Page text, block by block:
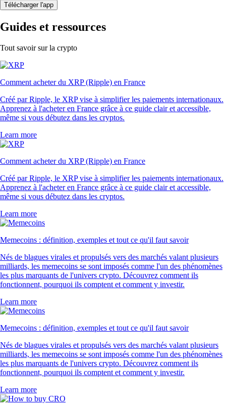
Télécharger l'app
Guides et ressources
Tout savoir sur la crypto
Comment acheter du XRP (Ripple) en France
Créé par Ripple, le XRP vise à simplifier les paiements internationaux.
Apprenez à l'acheter en France grâce à ce guide clair et accessible,
même si vous débutez dans les cryptos.
Learn more
Comment acheter du XRP (Ripple) en France
Créé par Ripple, le XRP vise à simplifier les paiements internationaux.
Apprenez à l'acheter en France grâce à ce guide clair et accessible,
même si vous débutez dans les cryptos.
Learn more
Memecoins : définition, exemples et tout ce qu'il faut savoir
Nés de blagues virales et propulsés vers des marchés valant plusieurs
milliards, les memecoins se sont imposés comme l'un des phénomènes
les plus marquants de l'univers crypto. Découvrez comment ils
fonctionnent, pourquoi ils comptent et comment y investir.
Learn more
Memecoins : définition, exemples et tout ce qu'il faut savoir
Nés de blagues virales et propulsés vers des marchés valant plusieurs
milliards, les memecoins se sont imposés comme l'un des phénomènes
les plus marquants de l'univers crypto. Découvrez comment ils
fonctionnent, pourquoi ils comptent et comment y investir.
Learn more